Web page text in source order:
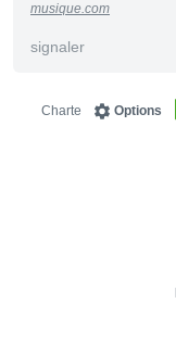
musique.com
signaler
Options
Charte